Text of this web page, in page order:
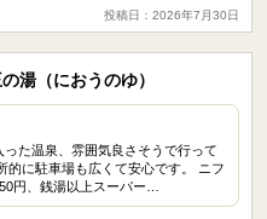
投稿日：2026年7月30日
湯（におうのゆ）
た温泉、雰囲気良さそうで行って
的に駐車場も広くて安心です。 ニフ
円、銭湯以上スーパー…